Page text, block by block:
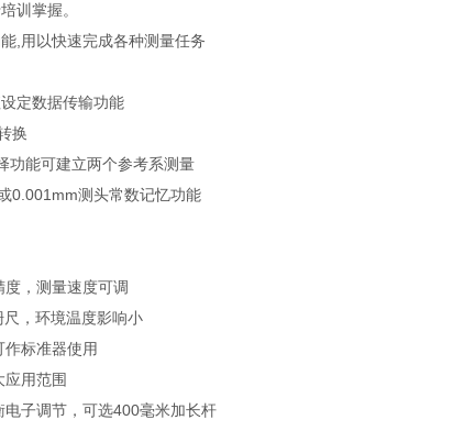
训掌握。
,用以快速完成各种测量任务
定数据传输功能
换
功能可建立两个参考系测量
0.001mm测头常数记忆功能
，测量速度可调
，环境温度影响小
标准器使用
用范围
子调节，可选400毫米加长杆